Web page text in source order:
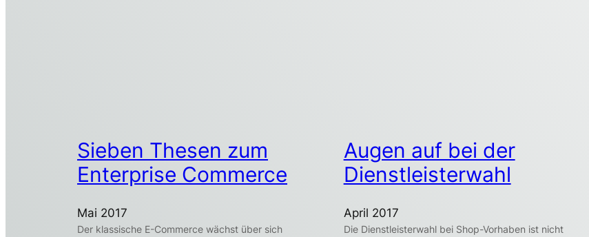
Sieben Thesen zum
Enterprise Commerce
Mai 2017
Der klassische E-Commerce wächst über sich
Augen auf bei der
Dienstleisterwahl
April 2017
Die Dienstleisterwahl bei Shop-Vorhaben ist nicht